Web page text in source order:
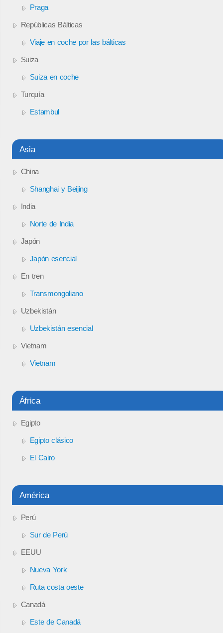
Praga
Repúblicas Bálticas
Viaje en coche por las bálticas
Suiza
Suiza en coche
Turquía
Estambul
Asia
China
Shanghai y Beijing
India
Norte de India
Japón
Japón esencial
En tren
Transmongoliano
Uzbekistán
Uzbekistán esencial
Vietnam
Vietnam
África
Egipto
Egipto clásico
El Cairo
América
Perú
Sur de Perú
EEUU
Nueva York
Ruta costa oeste
Canadá
Este de Canadá